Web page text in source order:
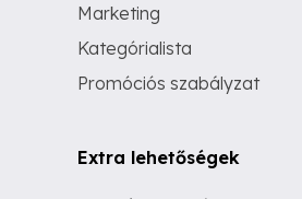
Marketing
Kategórialista
Promóciós szabályzat
Extra lehetőségek